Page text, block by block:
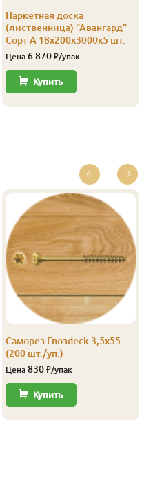
Паркетная доска
(лиственница) "Авангард"
Сорт А 18х200х3000х5 шт.
Цена 6 870 ₽/упак
Купить
Саморез Гвозdeck 3,5х55
(200 шт./уп.)
Цена 830 ₽/упак
Купить